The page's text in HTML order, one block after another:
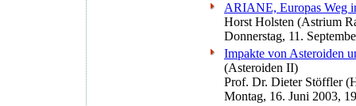
ARIANE, Europas Weg
Horst Holsten (Astrium
Donnerstag, 11.
Impakte von Asteroiden
(Asteroiden II)
Prof. Dr. Dieter Stöffler
Montag, 16. Juni 2003,